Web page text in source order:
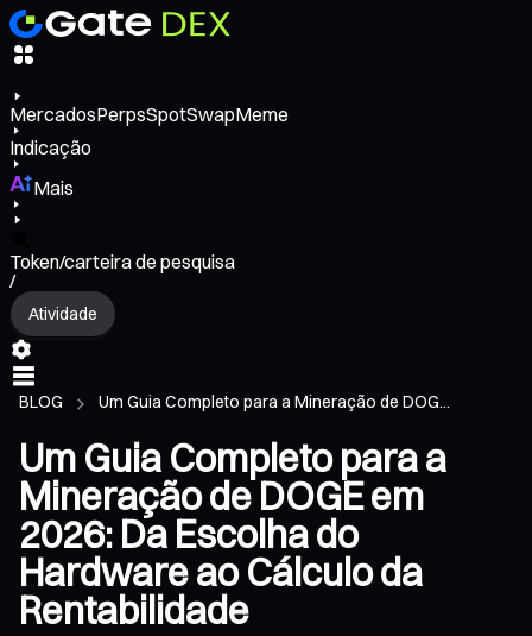
MercadosPerpsSpotSwapMeme
Indicação
Mais
Token/carteira de pesquisa
/
Atividade
BLOG Um Guia Completo para a Mineração de DOG...
Um Guia Completo para a
Mineração de DOGE em
2026: Da Escolha do
Hardware ao Cálculo da
Rentabilidade